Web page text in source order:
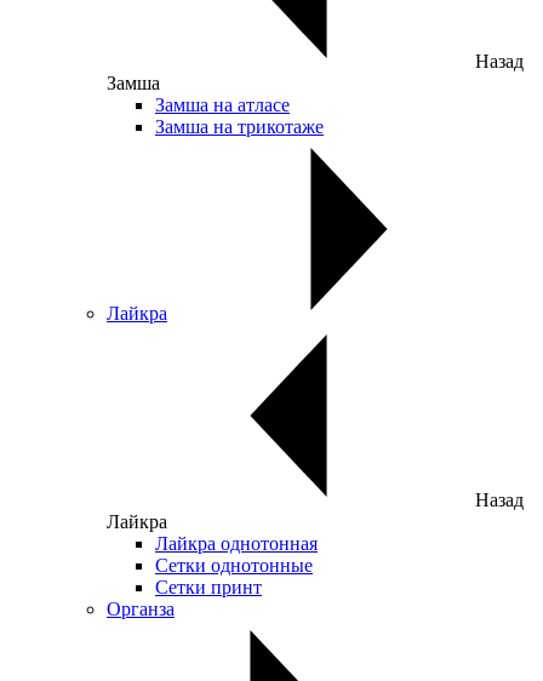
Назад
Замша
Замша на атласе
Замша на трикотаже
Лайкра
Назад
Лайкра
Лайкра однотонная
Сетки однотонные
Сетки принт
Органза